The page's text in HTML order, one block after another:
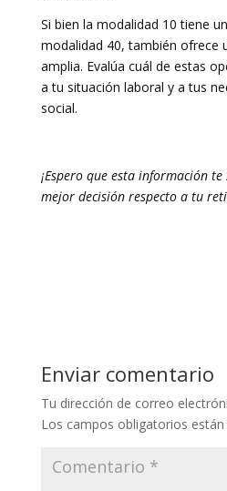
Si bien la modalidad 10 tiene
modalidad 40, también ofrece
amplia. Evalúa cuál de estas
a tu situación laboral y a tus
social.
¡Espero que esta información
mejor decisión respecto a tu
Enviar comentario
Tu dirección de correo
Los campos obligatorios